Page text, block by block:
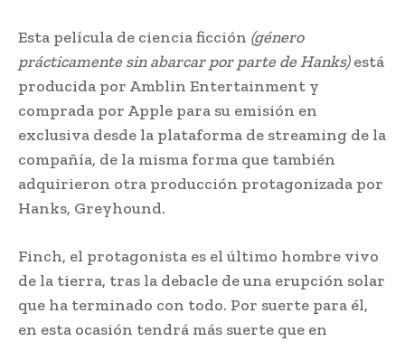
Esta película de ciencia ficción (género
prácticamente sin abarcar por parte de Hanks)está
producida por Amblin Entertainment y
comprada por Apple para su emisión en
exclusiva desde la plataforma de streaming de la
compañía, de la misma forma que también
adquirieron otra producción protagonizada por
Hanks, Greyhound.
Finch, el protagonista es el último hombre vivo
de la tierra, tras la debacle de una erupción solar
que ha terminado con todo. Por suerte para él,
en esta ocasión tendrá más suerte que en